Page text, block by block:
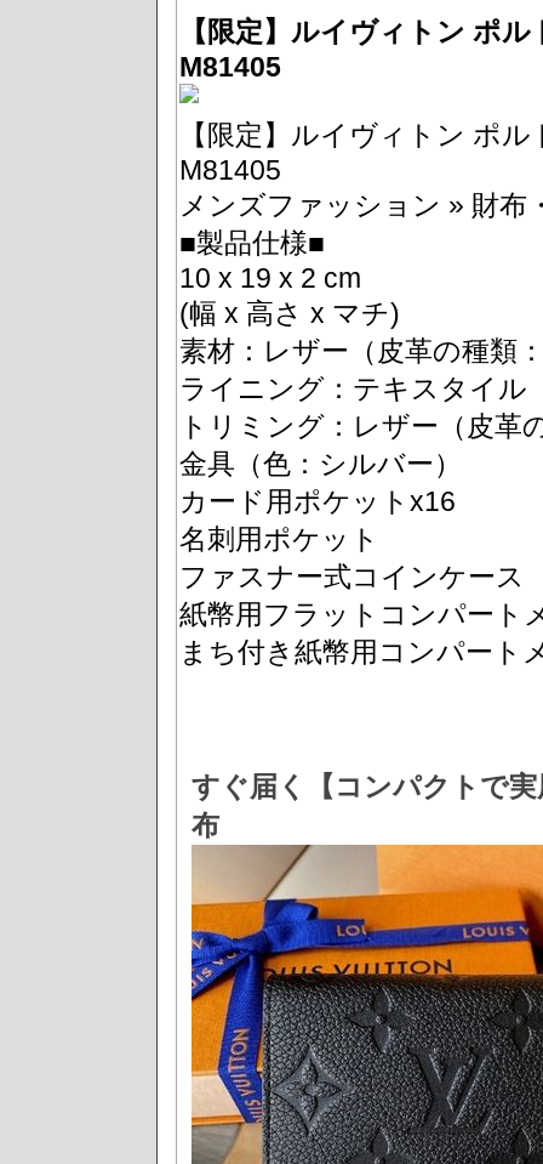
【限定】ルイヴィトン ポ
M81405
【限定】ルイヴィトン ポ
M81405
メンズファッション » 財布
■製品仕様■
10 x 19 x 2 cm
(幅 x 高さ x マチ)
素材：レザー（皮革の種類
ライニング：テキスタイル
トリミング：レザー（皮革
金具（色：シルバー）
カード用ポケットx16
名刺用ポケット
ファスナー式コインケース
紙幣用フラットコンパート
まち付き紙幣用コンパート
すぐ届く【コンパクトで
布